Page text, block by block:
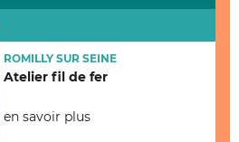
ROMILLY SUR SEINE
Atelier fil de fer
en savoir plus